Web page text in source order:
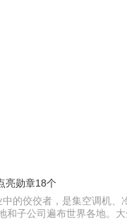
亮勋章18个
的佼佼者，是集空调机
子公司遍布世界各地。